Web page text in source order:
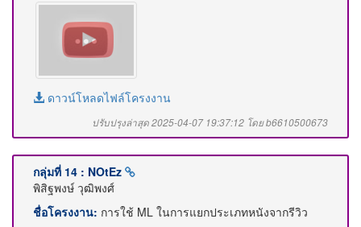
ดาวน์โหลดไฟล์โครงงาน
ปรับปรุงล่าสุด 2025-04-07 19:37:12 โดย b6610500673
กลุ่มที่ 14 : NOtEz
พิสิฐพงษ์ วุฒิพงศ์
ชื่อโครงงาน: การใช้ ML ในการแยกประเภทหนังจากรีวิว